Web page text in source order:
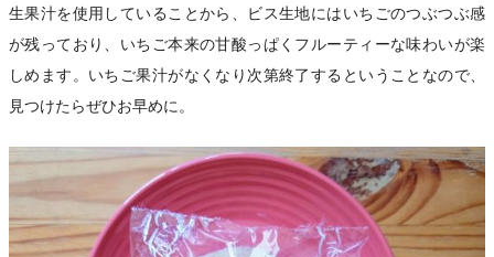
生果汁を使用していることから、ビス生地にはいちごのつぶつぶ感
が残っており、いちご本来の甘酸っぱくフルーティーな味わいが楽
しめます。いちご果汁がなくなり次第終了するということなので、
見つけたらぜひお早めに。